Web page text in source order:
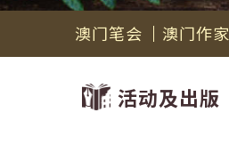
澳门笔会 澳门作家
活动及出版